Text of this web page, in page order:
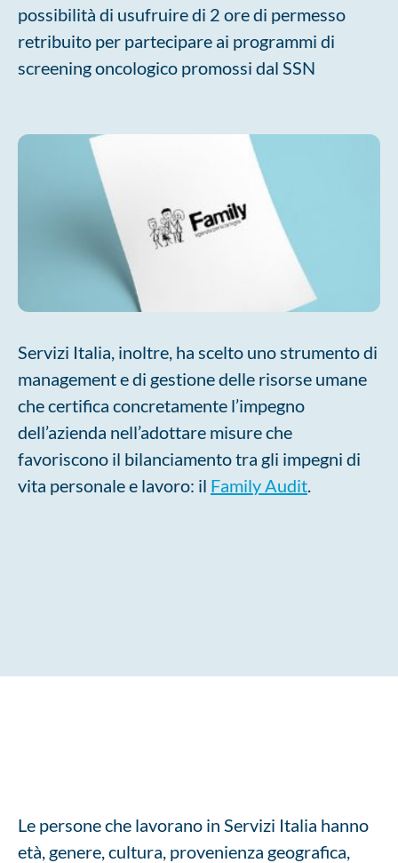
possibilità di usufruire di 2 ore di permesso
retribuito per partecipare ai programmi di
screening oncologico promossi dal SSN
Servizi Italia, inoltre, ha scelto uno strumento di
management e di gestione delle risorse umane
che certifica concretamente l’impegno
dell’azienda nell’adottare misure che
favoriscono il bilanciamento tra gli impegni di
vita personale e lavoro: il Family Audit
Le persone che lavorano in Servizi Italia hanno
età, genere, cultura, provenienza geografica,